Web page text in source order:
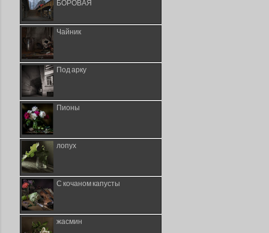
БОРОВАЯ
Чайник
Под арку
Пионы
лопух
С кочаном капусты
жасмин